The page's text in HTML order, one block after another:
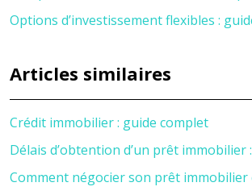
Options d’investissement flexibles :
Articles similaires
Crédit immobilier : guide complet
Délais d’obtention d’un prêt
Comment négocier son prêt